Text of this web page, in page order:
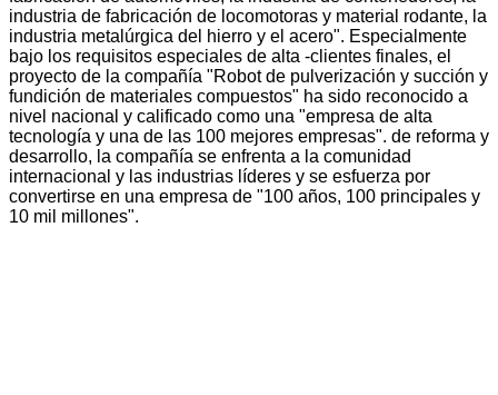
industria de fabricación de locomotoras y material rodante, la
industria metalúrgica del hierro y el acero". Especialmente
bajo los requisitos especiales de alta -clientes finales, el
proyecto de la compañía "Robot de pulverización y succión y
fundición de materiales compuestos" ha sido reconocido a
nivel nacional y calificado como una "empresa de alta
tecnología y una de las 100 mejores empresas". de reforma y
desarrollo, la compañía se enfrenta a la comunidad
internacional y las industrias líderes y se esfuerza por
convertirse en una empresa de "100 años, 100 principales y
10 mil millones".